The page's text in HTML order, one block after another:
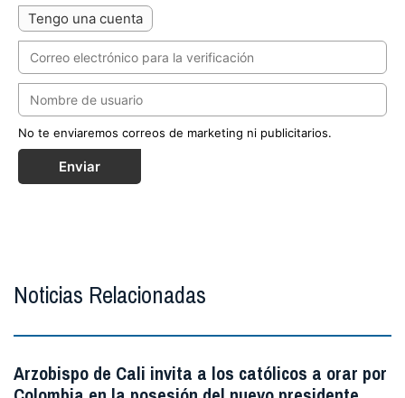
Tengo una cuenta
No te enviaremos correos de marketing ni publicitarios.
Enviar
Noticias Relacionadas
Arzobispo de Cali invita a los católicos a orar por